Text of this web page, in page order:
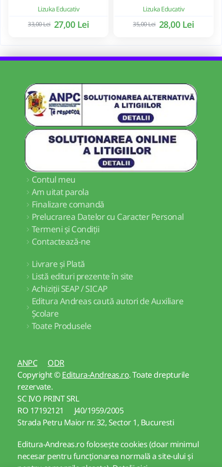
Lizuka Educativ
27,00 Lei
33,00 Lei
Lizuka Educativ
28,00 Lei
35,00 Lei
Contul meu
Am uitat parola
Finalizare comandă
Prelucrarea Datelor cu Caracter Personal
Termeni și Condiții
Contactează-ne
Livrare și Plată
Listă edituri prezente în site
Achiziții SEAP / SICAP
Editura Andreas caută autori de Auxiliare
Școlare
Toate Produsele
ANPC
ODR
Copyright ©Editura-Andreas.ro. Toate drepturile
rezervate.
SC IVO PRINT SRL
RO 17192121 J40/1959/2005
Strada Petru Maior nr. 32, Sector 1, Bucuresti
Editura-Andreas.ro folosește cookies (doar minimul
necesar pentru funcționarea normală a site-ului și